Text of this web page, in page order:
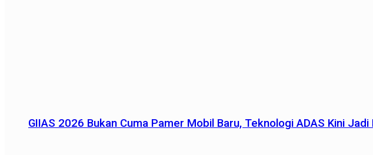
GIIAS 2026 Bukan Cuma Pamer Mobil Baru, Teknologi ADAS Kini